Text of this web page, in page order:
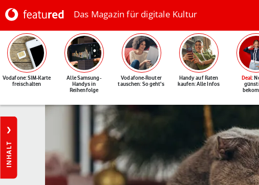
Das Magazin für digitale Kultur
Vodafone: SIM-Karte
freischalten
Alle Samsung-
Handys in
Reihenfolge
Vodafone-Router
tauschen: So geht's
Handy auf Raten
kaufen: Alle Infos
Deal:
INHALT